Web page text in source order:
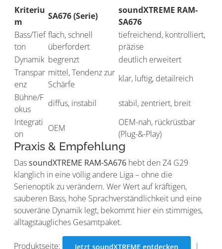
Kriteriu
m
SA676 (Serie)
soundXTREME RAM-
SA676
Bass/Tief
ton
flach, schnell
überfordert
tiefreichend, kontrolliert,
präzise
Dynamik begrenzt
deutlich erweitert
Transpar
enz
mittel, Tendenz zur
Schärfe
klar, luftig, detailreich
Bühne/F
okus
diffus, instabil
stabil, zentriert, breit
Integrati
on
OEM
OEM-nah, rückrüstbar
(Plug-&-Play)
Praxis & Empfehlung
DassoundXTREME RAM-SA676 hebt den Z4 G29
klanglich in eine völlig andere Liga – ohne die
Serienoptik zu verändern. Wer Wert auf kräftigen,
sauberen Bass, hohe Sprachverständlichkeit und eine
souveräne Dynamik legt, bekommt hier ein stimmiges,
alltagstaugliches Gesamtpaket.
Produktseite: Jetzt soundXTREME entdecken |